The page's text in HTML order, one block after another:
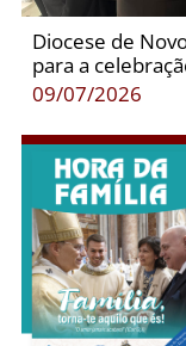
Diocese de
para a
09/07/2026